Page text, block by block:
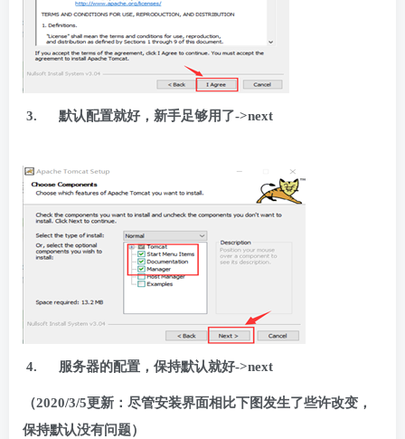
3. 默认配置就好，新手足够用了->next
4. 服务器的配置，保持默认就好->next
（2020/3/5更新：尽管安装界面相比下图发生了些许改变，
保持默认没有问题）